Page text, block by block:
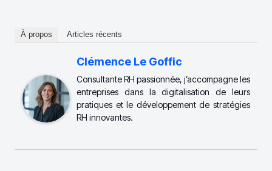
À propos Articles récents
Clémence Le Goffic
Consultante RH passionnée, j’accompagne les
entreprises dans la digitalisation de leurs
pratiques et le développement de stratégies
RH innovantes.